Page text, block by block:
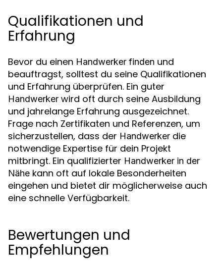
Qualifikationen und
Erfahrung
Bevor du einen Handwerker finden und
beauftragst, solltest du seine Qualifikationen
und Erfahrung überprüfen. Ein guter
Handwerker wird oft durch seine Ausbildung
und jahrelange Erfahrung ausgezeichnet.
Frage nach Zertifikaten und Referenzen, um
sicherzustellen, dass der Handwerker die
notwendige Expertise für dein Projekt
mitbringt. Ein qualifizierter Handwerker in der
Nähe kann oft auf lokale Besonderheiten
eingehen und bietet dir möglicherweise auch
eine schnelle Verfügbarkeit.
Bewertungen und
Empfehlungen